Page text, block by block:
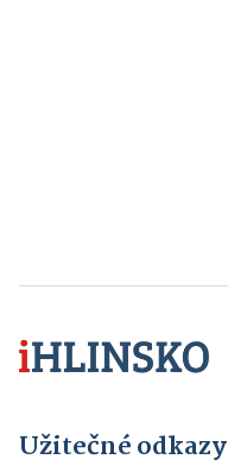
Užitečné odkazy